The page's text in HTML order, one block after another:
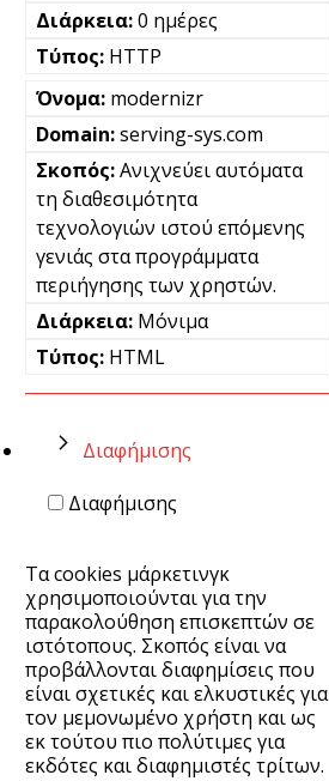
0 ημέρες
HTTP
modernizr
serving-sys.com
Ανιχνεύει αυτόματα
τη διαθεσιμότητα
τεχνολογιών ιστού επόμενης
γενιάς στα προγράμματα
περιήγησης των χρηστών.
Μόνιμα
HTML
Διαφήμισης
Διαφήμισης
Τα cookies μάρκετινγκ
χρησιμοποιούνται για την
παρακολούθηση επισκεπτών σε
ιστότοπους. Σκοπός είναι να
προβάλλονται διαφημίσεις που
είναι σχετικές και ελκυστικές για
τον μεμονωμένο χρήστη και ως
εκ τούτου πιο πολύτιμες για
εκδότες και διαφημιστές τρίτων.